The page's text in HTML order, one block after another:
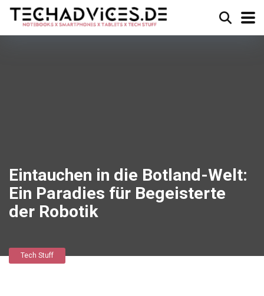
Eintauchen in die Botland-Welt:
Ein Paradies für Begeisterte
der Robotik
Tech Stuff